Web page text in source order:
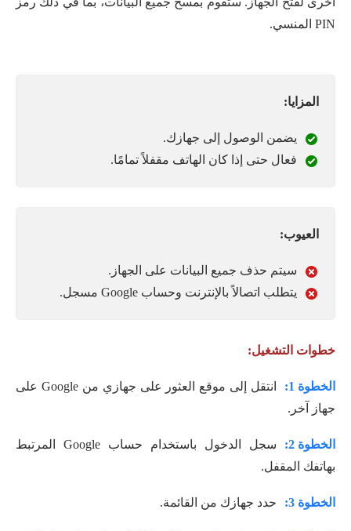
PIN المنسي.
المزايا:
يضمن الوصول إلى جهازك.
فعال حتى إذا كان الهاتف مقفلاً تمامًا.
العيوب:
سيتم حذف جميع البيانات على الجهاز.
يتطلب اتصالاً بالإنترنت وحساب Google مسجل.
خطوات التشغيل:
الخطوة 1:
انتقل إلى موقع العثور على جهازي من Google على
جهاز آخر.
الخطوة 2:
سجل الدخول باستخدام حساب Google المرتبط
بهاتفك المقفل.
الخطوة 3: حدد جهازك من القائمة.